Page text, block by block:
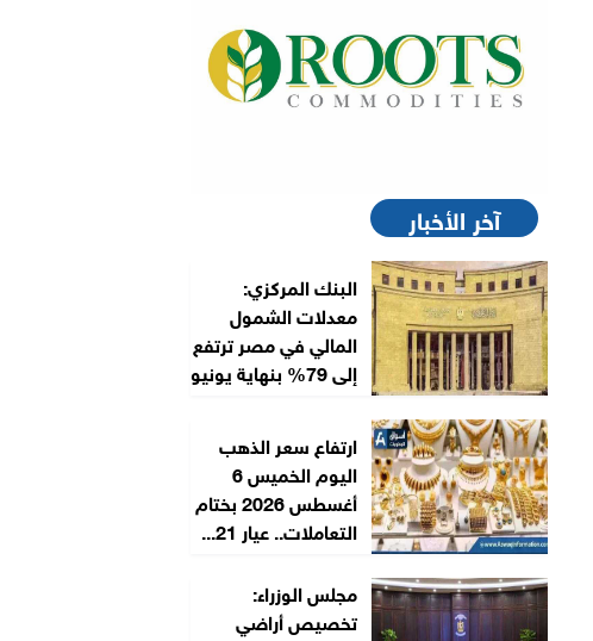
آخر الأخبار
البنك المركزي:
معدلات الشمول
المالي في مصر ترتفع
إلى 79% بنهاية يونيو
ارتفاع سعر الذهب
اليوم الخميس 6
أغسطس 2026 بختام
التعاملات.. عيار 21...
مجلس الوزراء:
تخصيص أراضي